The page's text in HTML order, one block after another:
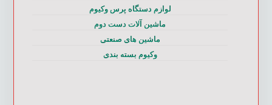
لوازم دستگاه پرس وکیوم
ماشین آلات دست دوم
ماشین های صنعتی
وکیوم بسته بندی